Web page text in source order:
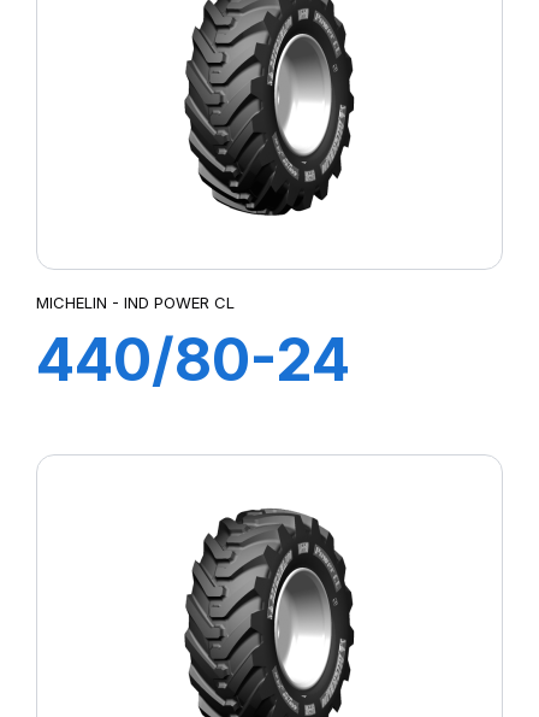
MICHELIN - IND POWER CL
440/80-24
POWER CL